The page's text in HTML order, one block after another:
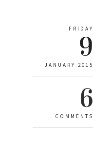
FRIDAY
9
JANUARY 2015
6
COMMENTS